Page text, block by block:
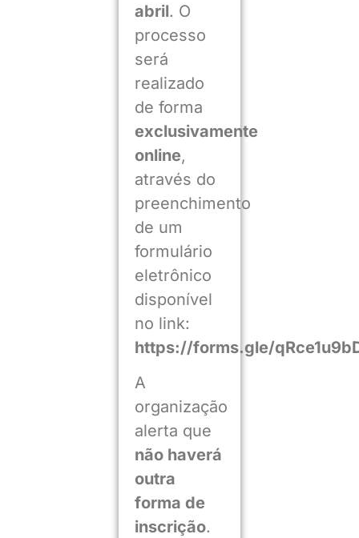
abril. O
processo
será
realizado
de forma
exclusivamente
online,
através do
preenchimento
de um
formulário
eletrônico
disponível
no link:
https://forms.gle/
A
organização
alerta que
não haverá
outra
forma de
inscrição.